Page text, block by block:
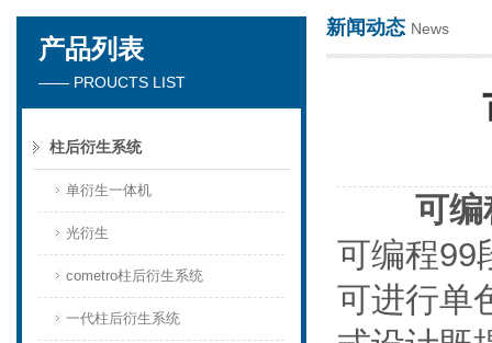
天津琛航科苑科技发展有限公司
产品列表
—— PROUCTS LIST
柱后衍生系统
单衍生一体机
光衍生
cometro柱后衍生系统
一代柱后衍生系统
新闻动态 News
可编
可编程99
可进行单